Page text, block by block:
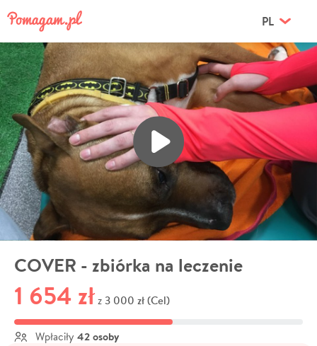
PL
COVER - zbiórka na leczenie
1 654 zł z 3 000 zł (Cel)
Wpłaciły 42 osoby